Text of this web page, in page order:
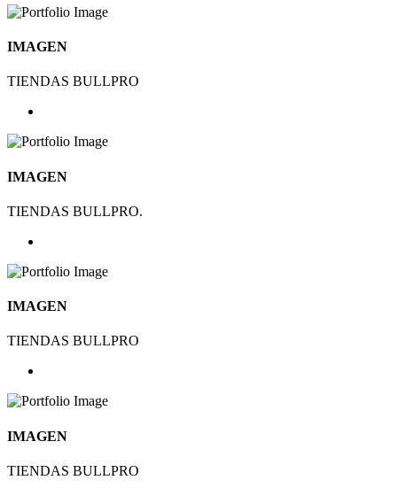
IMAGEN
TIENDAS BULLPRO
IMAGEN
TIENDAS BULLPRO.
IMAGEN
TIENDAS BULLPRO
IMAGEN
TIENDAS BULLPRO